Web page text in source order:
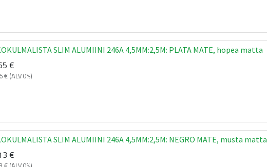
SLIM ALUMIINI 246A 4,5MM:2,5M: PLATA MATE, hopea matta
€
€ (ALV 0%)
SLIM ALUMIINI 246A 4,5MM:2,5M: NEGRO MATE, musta matta
€